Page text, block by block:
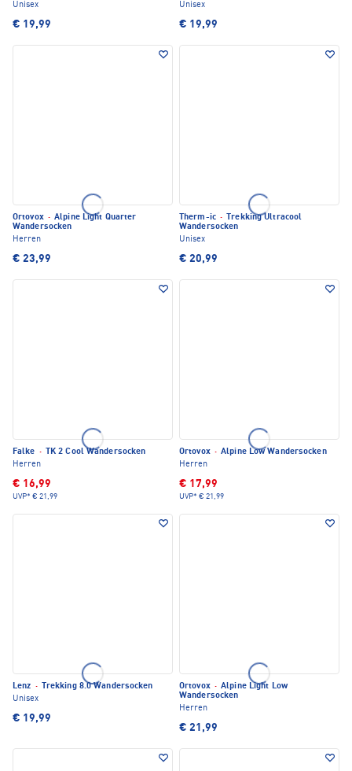
Unisex
€ 19,99
Unisex
€ 19,99
Ortovox · Alpine Light Quarter
Wandersocken
Herren
€ 23,99
Therm-ic ·
Trekking Ultracool
Wandersocken
Unisex
€ 20,99
Falke ·
TK 2 Cool Wandersocken
Herren
€ 16,99
UVP* € 21,99
Ortovox · Alpine Low Wandersocken
Herren
€ 17,99
UVP* € 21,99
Lenz ·
Trekking 8.0 Wandersocken
Unisex
€ 19,99
Ortovox · Alpine Light Low
Wandersocken
Herren
€ 21,99